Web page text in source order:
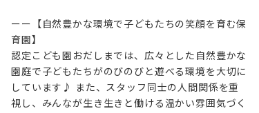
ーー【自然豊かな環境で子どもたちの笑顔を育む保
育園】
認定こども園おだしまでは、広々とした自然豊かな
園庭で子どもたちがのびのびと遊べる環境を大切に
しています♪ また、スタッフ同士の人間関係を重
視し、みんなが生き生きと働ける温かい雰囲気づく